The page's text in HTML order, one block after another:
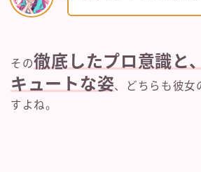
その徹底したプロ意識と
キュートな姿、どちらも彼女
すよね。